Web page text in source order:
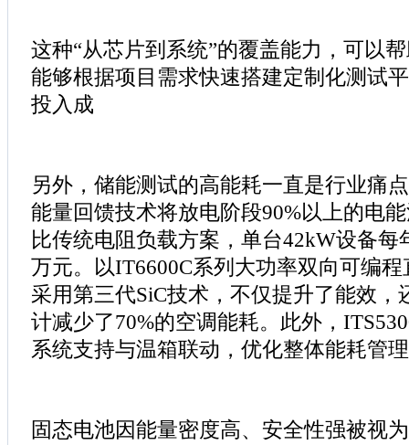
这种“从芯片到系统”的覆盖能力，可以
能够根据项目需求快速搭建定制化测试
投入成
另外，储能测试的高能耗一直是行业痛
能量回馈技术将放电阶段90%以上的电
比传统电阻负载方案，单台42kW设备每
万元。以IT6600C系列大功率双向可编
采用第三代SiC技术，不仅提升了能效，
计减少了70%的空调能耗。此外，
系统支持与温箱联动，优化整体能耗管
固态电池因能量密度高、安全性强被视